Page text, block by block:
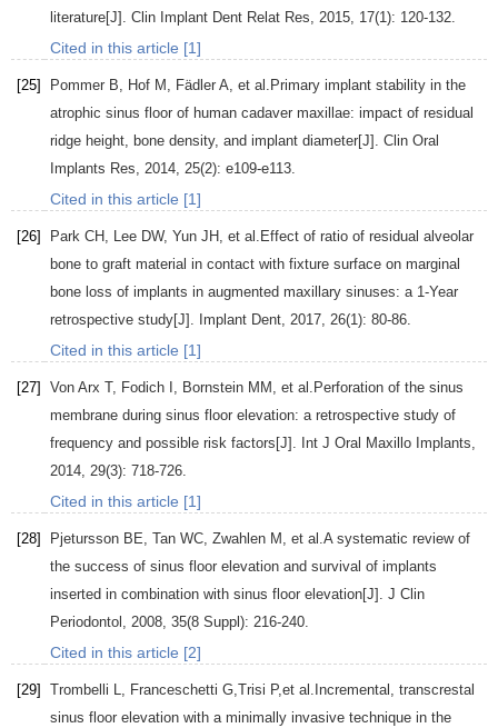
literature[J]. Clin Implant Dent Relat Res, 2015, 17(1): 120-132.
Cited in this article [1]
[25] Pommer B, Hof M , Fädler A, et al.Primary implant stability in the
atrophic sinus floor of human cadaver maxillae: impact of residual
ridge height, bone density, and implant diameter[J]. Clin Oral
Implants Res, 2014, 25(2): e109-e113.
Cited in this article [1]
[26] Park CH , Lee DW, Yun JH , et al.Effect of ratio of residual alveolar
bone to graft material in contact with fixture surface on marginal
bone loss of implants in augmented maxillary sinuses: a 1-Year
retrospective study[J]. Implant Dent, 2017, 26(1): 80-86.
Cited in this article [1]
[27] Von Arx T, Fodich , Bornstein MM , et al.Perforation of the sinus
membrane during sinus floor elevation: a retrospective study of
frequency and possible risk factors[J]. Int J Oral Maxillo Implants,
2014, 29(3): 718-726.
Cited in this article [1]
[28] Pjetursson BE, Tan WC, Zwahlen M , et al.A systematic review of
the success of sinus floor elevation and survival of implants
inserted in combination with sinus floor elevation[J]. J Clin
Periodontol , 2008, 35(8 Suppl): 216-240.
Cited in this article [2]
[29] Trombelli L, Franceschetti G,Trisi P,et al.Incremental, transcrestal
sinus floor elevation with a minimally invasive technique in the